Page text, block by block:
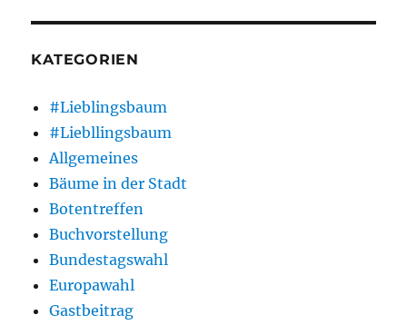
KATEGORIEN
#Lieblingsbaum
#Liebllingsbaum
Allgemeines
Bäume in der Stadt
Botentreffen
Buchvorstellung
Bundestagswahl
Europawahl
Gastbeitrag